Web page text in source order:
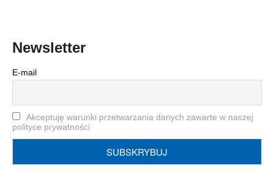
Newsletter
E-mail
Akceptuję warunki przetwarzania danych zawarte w naszej
polityce prywatności